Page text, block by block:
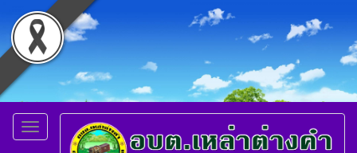
Toggle
navigation